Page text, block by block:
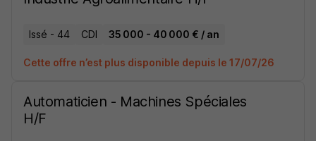
Issé - 44 CDI 35 000 - 40 000 € / an
Cette offre n’est plus disponible depuis le 17/07/26
Automaticien - Machines Spéciales
H/F